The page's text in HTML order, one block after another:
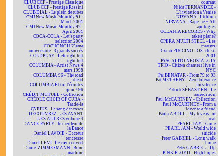
CLUB CCF - Prestige Classique
CLUB CCF - Prestige Rossini
CLUB DIAL - Le plein de tubes
CMJ New Music Monthly 91 -
March 2001
CMJ New Music Monthly 92 -
April 2001
COCA-COLA - Let's party
selection 2004
COCHONOU 25ème
anniversaire - 3 grands succès
COLDPLAY - Left right left
right left
COLUMBIA - Artist News 4
mars 1998
COLUMBIA 96 - The road
ahead
COLUMBIA Et toi t'écoutes
quoi ? 96
CRÉDIT MUTUEL - Collection
CRÉOLE CHOIR OF CUBA -
Tande-la
CYRIUS - Le sang des roses
DÉCOUVREZ-LES AVANT
LES AUTRES volume 4
DANCE PARTY - le meilleur de
la Dance
Daniel LAVOIE - Docteur
tendresse
Daniel LEVI - Le cœur ouvert
Daniel ZIMMERMANN - Bone
machine
courant
Nilda FERNANDEZ -
L'invitation à Venise
NIRVANA - Lithium
NIRVANA - Rape me + All
apologies
OCEANIA RECORDS - Why
take a plane?
OPÉRA MULTI STEEL - Les
martyrs
Oxmo PUCCINO - OX-clusif
2001
PASCALITO NEOSTALGIA
TRIO - Citizen chanteur live in
NYC
Pat BENATAR - From 79 to 93
Pat METHENY - Zero tolerance
for silence
Patrick SÉBASTIEN - Le
samedi soir
Paul McCARTNEY - Collection
Paul McCARTNEY - From a
lover to a friend
Paula ABDUL - My love is for
real
PEARL JAM - Gone
PEARL JAM - World wide
suicide
Peter GABRIEL - Long walk
home
Peter GABRIEL - Up
PINK FLOYD - High hopes